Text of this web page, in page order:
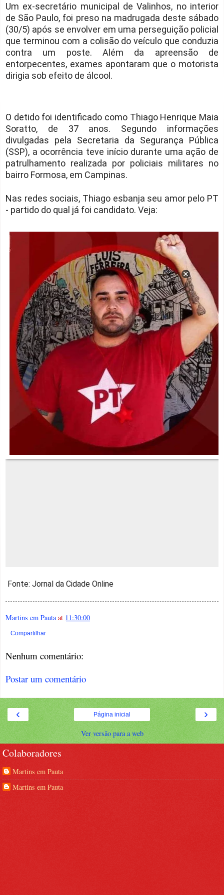
Um ex-secretário municipal de Valinhos, no interior
de São Paulo, foi preso na madrugada deste sábado
(30/5) após se envolver em uma perseguição policial
que terminou com a colisão do veículo que conduzia
contra um poste. Além da apreensão de
entorpecentes, exames apontaram que o motorista
dirigia sob efeito de álcool.
O detido foi identificado como Thiago Henrique Maia
Soratto, de 37 anos. Segundo informações
divulgadas pela Secretaria da Segurança Pública
(SSP), a ocorrência teve início durante uma ação de
patrulhamento realizada por policiais militares no
bairro Formosa, em Campinas.
Nas redes sociais, Thiago esbanja seu amor pelo PT
- partido do qual já foi candidato. Veja:
Fonte: Jornal da Cidade Online
Martins em Pauta at 11:30:00
Compartilhar
Nenhum comentário:
Postar um comentário
‹ ›
Página inicial
Ver versão para a web
Colaboradores
Martins em Pauta
Martins em Pauta